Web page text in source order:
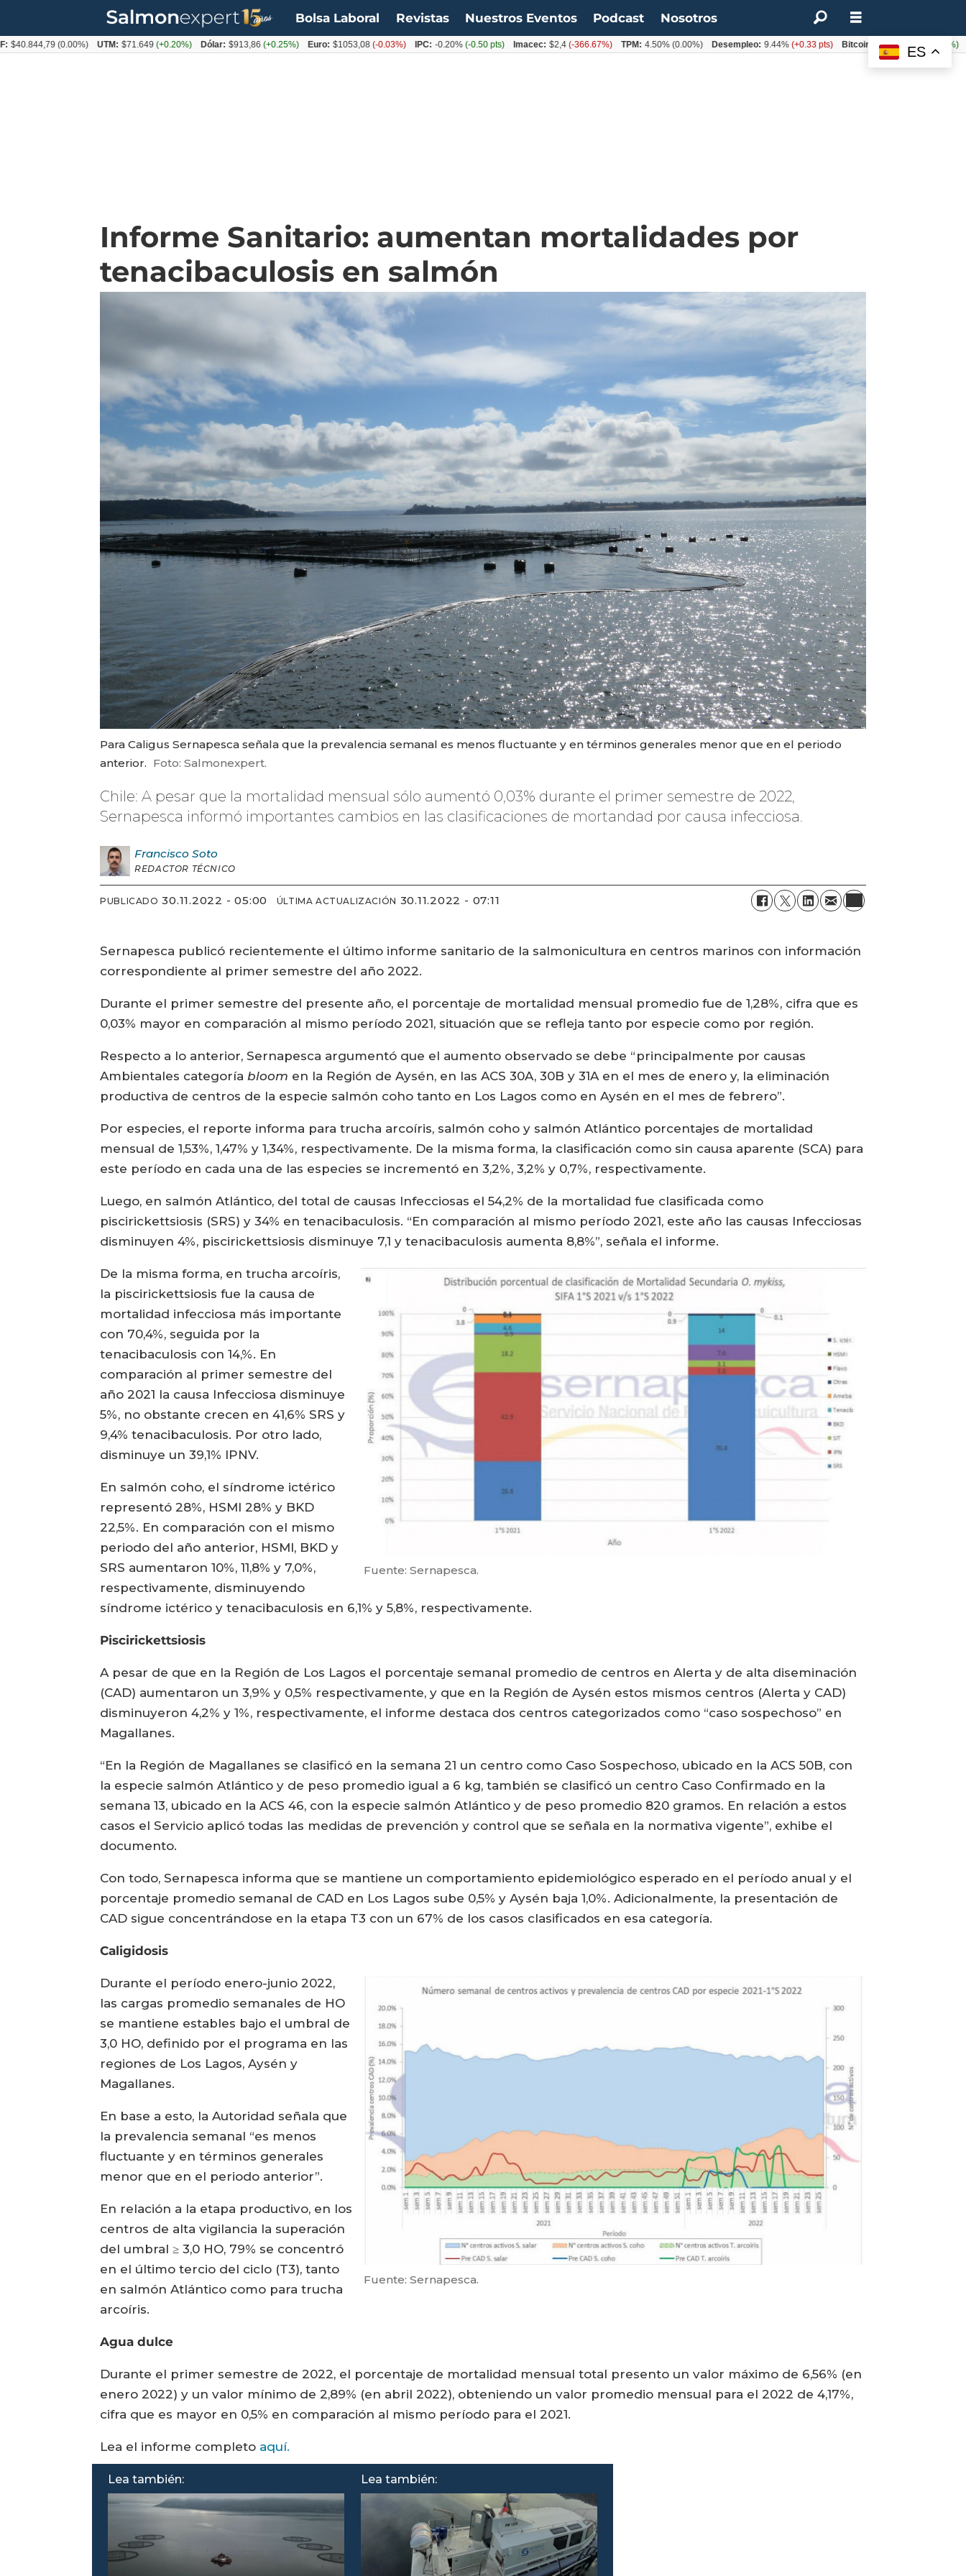
Bolsa Laboral Revistas Nuestros Eventos Podcast Nosotros
Informe Sanitario: aumentan mortalidades por
tenacibaculosis en salmón
Para Caligus Sernapesca señala que la prevalencia semanal es menos fluctuante y en términos generales menor que en el periodo
anterior. Foto: Salmonexpert.
Chile: A pesar que la mortalidad mensual sólo aumentó 0,03% durante el primer semestre de 2022,
Sernapesca informó importantes cambios en las clasificaciones de mortandad por causa infecciosa.
Francisco Soto
REDACTOR TÉCNICO
PUBLICADO 30.11.2022 - 05:00 ÚLTIMA ACTUALIZACIÓN 30.11.2022 - 07:11
Sernapesca publicó recientemente el último informe sanitario de la salmonicultura en centros marinos con información
correspondiente al primer semestre del año 2022.
Durante el primer semestre del presente año, el porcentaje de mortalidad mensual promedio fue de 1,28%, cifra que es
0,03% mayor en comparación al mismo período 2021, situación que se refleja tanto por especie como por región.
Respecto a lo anterior, Sernapesca argumentó que el aumento observado se debe “principalmente por causas
Ambientales categoríabloom en la Región de Aysén, en las ACS 30A, 30B y 31A en el mes de enero y, la eliminación
productiva de centros de la especie salmón coho tanto en Los Lagos como en Aysén en el mes de febrero”.
Por especies, el reporte informa para trucha arcoíris, salmón coho y salmón Atlántico porcentajes de mortalidad
mensual de 1,53%, 1,47% y 1,34%, respectivamente. De la misma forma, la clasificación como sin causa aparente (SCA) para
este período en cada una de las especies se incrementó en 3,2%, 3,2% y 0,7%, respectivamente.
Luego, en salmón Atlántico, del total de causas Infecciosas el 54,2% de la mortalidad fue clasificada como
piscirickettsiosis (SRS) y 34% en tenacibaculosis. “En comparación al mismo período 2021, este año las causas Infecciosas
disminuyen 4%, piscirickettsiosis disminuye 7,1 y tenacibaculosis aumenta 8,8%”, señala el informe.
Fuente: Sernapesca.
De la misma forma, en trucha arcoíris,
la piscirickettsiosis fue la causa de
mortalidad infecciosa más importante
con 70,4%, seguida por la
tenacibaculosis con 14,%. En
comparación al primer semestre del
año 2021 la causa Infecciosa disminuye
5%, no obstante crecen en 41,6% SRS y
9,4% tenacibaculosis. Por otro lado,
disminuye un 39,1% IPNV.
En salmón coho, el síndrome ictérico
representó 28%, HSMI 28% y BKD
22,5%. En comparación con el mismo
periodo del año anterior, HSMI, BKD y
SRS aumentaron 10%, 11,8% y 7,0%,
respectivamente, disminuyendo
síndrome ictérico y tenacibaculosis en 6,1% y 5,8%, respectivamente.
Piscirickettsiosis
A pesar de que en la Región de Los Lagos el porcentaje semanal promedio de centros en Alerta y de alta diseminación
(CAD) aumentaron un 3,9% y 0,5% respectivamente, y que en la Región de Aysén estos mismos centros (Alerta y CAD)
disminuyeron 4,2% y 1%, respectivamente, el informe destaca dos centros categorizados como “caso sospechoso” en
Magallanes.
“En la Región de Magallanes se clasificó en la semana 21 un centro como Caso Sospechoso, ubicado en la ACS 50B, con
la especie salmón Atlántico y de peso promedio igual a 6 kg, también se clasificó un centro Caso Confirmado en la
semana 13, ubicado en la ACS 46, con la especie salmón Atlántico y de peso promedio 820 gramos. En relación a estos
casos el Servicio aplicó todas las medidas de prevención y control que se señala en la normativa vigente”, exhibe el
documento.
Con todo, Sernapesca informa que se mantiene un comportamiento epidemiológico esperado en el período anual y el
porcentaje promedio semanal de CAD en Los Lagos sube 0,5% y Aysén baja 1,0%. Adicionalmente, la presentación de
CAD sigue concentrándose en la etapa T3 con un 67% de los casos clasificados en esa categoría.
Caligidosis
Fuente: Sernapesca.
Durante el período enero-junio 2022,
las cargas promedio semanales de HO
se mantiene estables bajo el umbral de
3,0 HO, definido por el programa en las
regiones de Los Lagos, Aysén y
Magallanes.
En base a esto, la Autoridad señala que
la prevalencia semanal “es menos
fluctuante y en términos generales
menor que en el periodo anterior”.
En relación a la etapa productivo, en los
centros de alta vigilancia la superación
del umbral ≥ 3,0 HO, 79% se concentró
en el último tercio del ciclo (T3), tanto
en salmón Atlántico como para trucha
arcoíris.
Agua dulce
Durante el primer semestre de 2022, el porcentaje de mortalidad mensual total presento un valor máximo de 6,56% (en
enero 2022) y un valor mínimo de 2,89% (en abril 2022), obteniendo un valor promedio mensual para el 2022 de 4,17%,
cifra que es mayor en 0,5% en comparación al mismo período para el 2021.
Lea el informe completo aquí.
Lea también: Lea también:
ES
(0.00%) UTM: $71.649(+0.20%) Dólar: $913,86(+0.25%) Euro: $1053,08(-0.03%) IPC: -0.20% (-0.50 pts) Imacec: $2,4(-366.67%) TPM: 4.50%(0.00%) Desempleo: 9.44%(+0.33 pts) Bitcoin: $64.600,08(+2.93%)